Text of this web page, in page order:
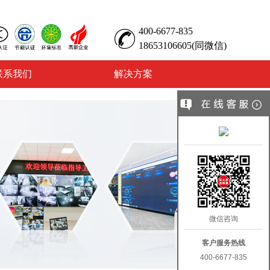
400-6677-835
18653106605(同微信)
系我们 解决方案
微信咨询
客户服务热线
400-6677-835